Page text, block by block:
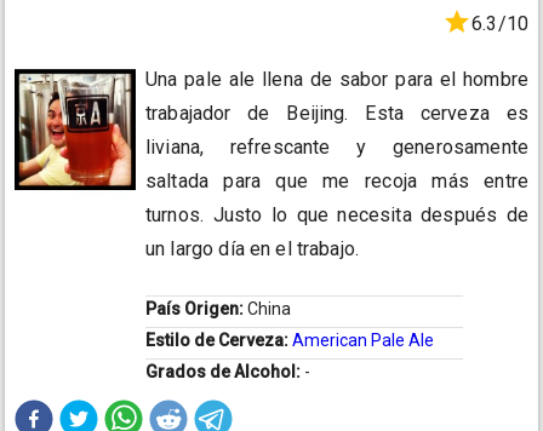
6.3/10
Una pale ale llena de sabor para el hombre
trabajador de Beijing. Esta cerveza es
liviana, refrescante y generosamente
saltada para que me recoja más entre
turnos. Justo lo que necesita después de
un largo día en el trabajo.
País Origen:China
Estilo de Cerveza:American Pale Ale
Grados de Alcohol: -